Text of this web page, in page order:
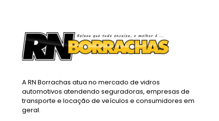
A RN Borrachas atua no mercado de vidros
automotivos atendendo seguradoras, empresas de
transporte e locação de veículos e consumidores em
geral.